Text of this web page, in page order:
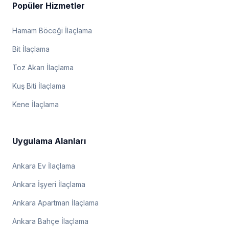
Popüler Hizmetler
Hamam Böceği İlaçlama
Bit İlaçlama
Toz Akarı İlaçlama
Kuş Biti İlaçlama
Kene İlaçlama
Uygulama Alanları
Ankara Ev İlaçlama
Ankara İşyeri İlaçlama
Ankara Apartman İlaçlama
Ankara Bahçe İlaçlama